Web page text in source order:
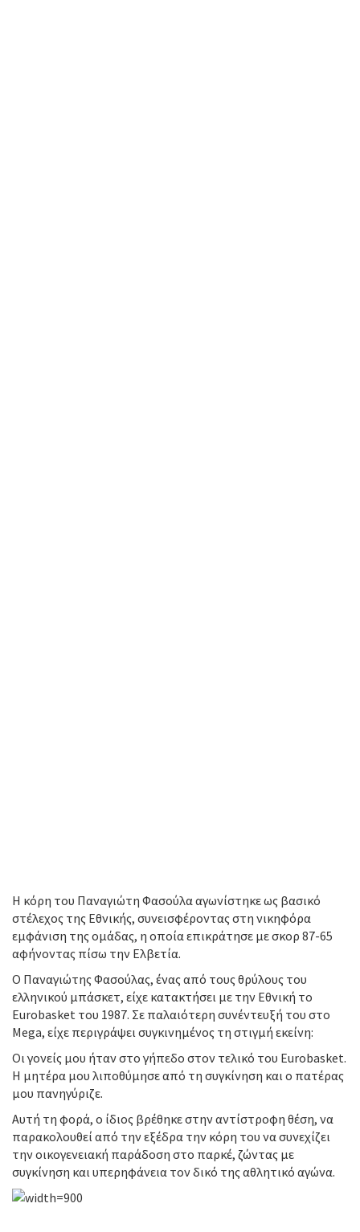
Η κόρη του Παναγιώτη Φασούλα αγωνίστηκε ως βασικό
στέλεχος της Εθνικής, συνεισφέροντας στη νικηφόρα
εμφάνιση της ομάδας, η οποία επικράτησε με σκορ 87-65
αφήνοντας πίσω την Ελβετία.
Ο Παναγιώτης Φασούλας, ένας από τους θρύλους του
ελληνικού μπάσκετ, είχε κατακτήσει με την Εθνική το
Eurobasket του 1987. Σε παλαιότερη συνέντευξή του στο
Mega, είχε περιγράψει συγκινημένος τη στιγμή εκείνη:
Οι γονείς μου ήταν στο γήπεδο στον τελικό του Eurobasket.
Η μητέρα μου λιποθύμησε από τη συγκίνηση και ο πατέρας
μου πανηγύριζε.
Αυτή τη φορά, ο ίδιος βρέθηκε στην αντίστροφη θέση, να
παρακολουθεί από την εξέδρα την κόρη του να συνεχίζει
την οικογενειακή παράδοση στο παρκέ, ζώντας με
συγκίνηση και υπερηφάνεια τον δικό της αθλητικό αγώνα.